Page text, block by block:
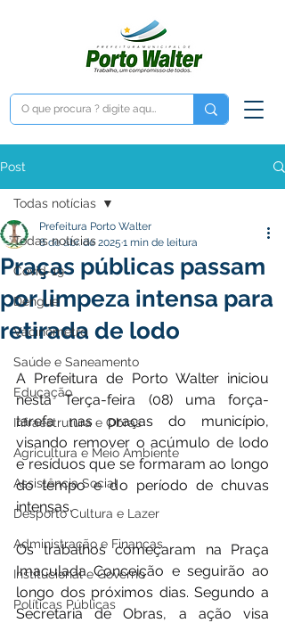
Post
Todas notícias
Covid-19
Dengue
Vacinômetro
Saúde e Saneamento
Educação
Infraestrutura e Obras
Agricultura e Meio Ambiente
Assistência Social
Desporto Cultura e Lazer
Administração e Finanças
Institucional e Governo
Políticas Públicas
Todas notícias
Praças públicas passam
por limpeza intensa para
retirada de lodo
Prefeitura Porto Walter
8 de abr. de 2025 1 min de leitura
A Prefeitura de Porto Walter iniciou
nesta Terça-feira (08) uma força-
tarefa nas praças do município,
visando remover o acúmulo de lodo
e resíduos que se formaram ao longo
do tempo e do período de chuvas
intensas.
Os trabalhos começaram na Praça
Imaculada Conceição e seguirão ao
longo dos próximos dias. Segundo a
Secretaria de Obras, a ação visa